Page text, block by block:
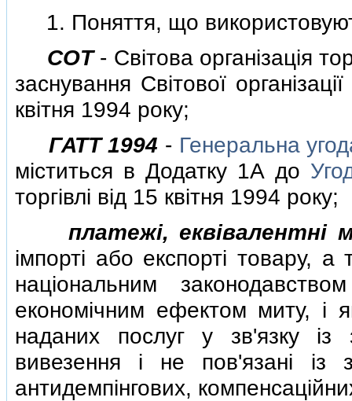
1. Поняття, що
СОТ - Свiтова органiзацiя
заснування Свiтової
квiтня 1994 року;
ГАТТ 1994 - Генеральна
мiститься в Додатку 1А до
торгiвлi вiд 15 квiтня 1994 року;
платежi, еквiвалентнi
iмпортi або експортi товару, а
нацiональним
економiчним ефектом миту, i
наданих послуг у зв'язку iз
вивезення i не пов'язанi iз
антидемпiнгових,